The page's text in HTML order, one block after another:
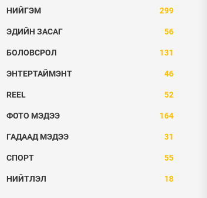
НИЙГЭМ 299
ЭДИЙН ЗАСАГ 56
БОЛОВСРОЛ 131
ЭНТЕРТАЙМЭНТ 46
REEL 52
ФОТО МЭДЭЭ 164
ГАДААД МЭДЭЭ 31
СПОРТ 55
НИЙТЛЭЛ 18